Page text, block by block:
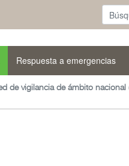
Respuesta a emergencias